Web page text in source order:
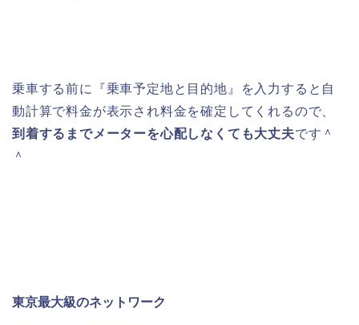
乗車する前に『乗車予定地と目的地』を入力すると自
動計算で料金が表示され料金を確定してくれるので、
到着するまでメーターを心配しなくても大丈夫です＾
＾
東京最大級のネットワーク